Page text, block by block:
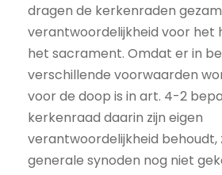
dragen de kerkenraden
verantwoordelijkheid voor het
het sacrament. Omdat er in
verschillende voorwaarden
voor de doop is in art. 4-2
kerkenraad daarin zijn eigen
verantwoordelijkheid behoudt,
generale synoden nog niet